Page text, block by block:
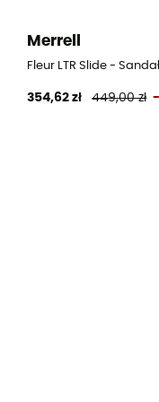
Merrell
Fleur LTR Slide -
354,62 zł 449,00 zł -